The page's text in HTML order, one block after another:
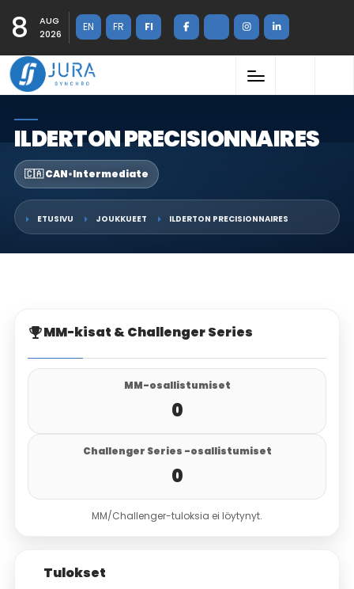
8
AUG
2026
EN FR FI
ILDERTON PRECISIONNAIRES
🇨🇦 CAN•Intermediate
ETUSIVU JOUKKUEET ILDERTON PRECISIONNAIRES
MM-kisat & Challenger Series
MM-osallistumiset
0
Challenger Series -osallistumiset
0
MM/Challenger-tuloksia ei löytynyt.
Tulokset